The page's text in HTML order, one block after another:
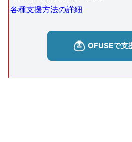
各種支援方法の詳細